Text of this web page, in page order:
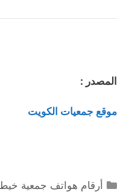
المصدر :
موقع جمعيات الكويت
التصنيفات
أرقام هواتف جمعية